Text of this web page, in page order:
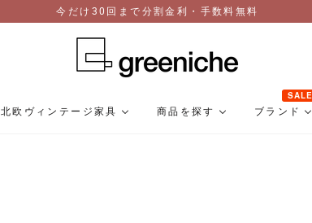
今だけ30回まで分割金利・手数料無料
北欧ヴィンテージ家具
商品を探す ブランド
SALE